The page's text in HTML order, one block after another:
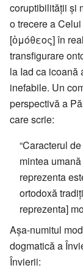
coruptibilității și
o trecere a
[ὁμόθεος] în
transfigurare
la Iad ca icoană
inefabile. Un
perspectivă a
care scrie:
“Caracterul
mintea
reprezenta
ortodoxă
reprezenta]
Așa-numitul
dogmatică a
Învierii: